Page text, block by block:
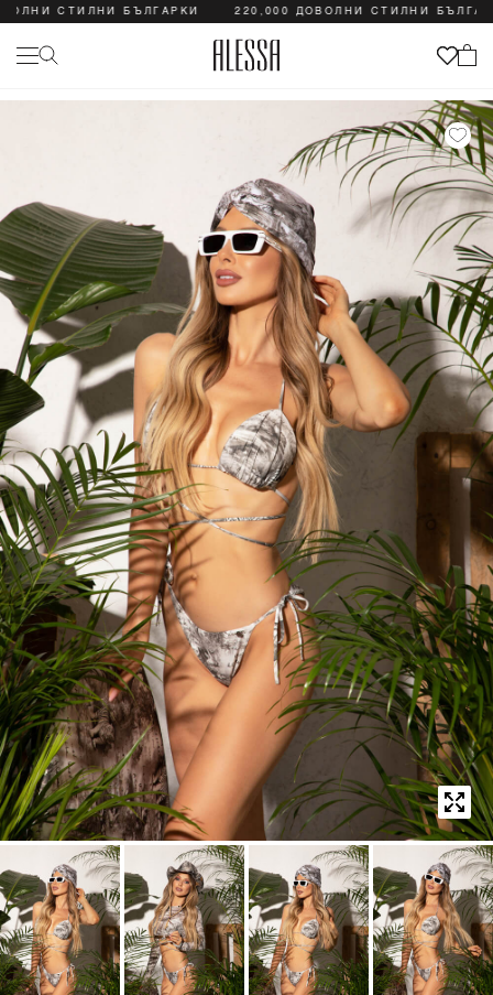
СТИЛНИ БЪЛГАРКИ 220,000 ДОВОЛНИ СТИЛНИ БЪЛГАРКИ